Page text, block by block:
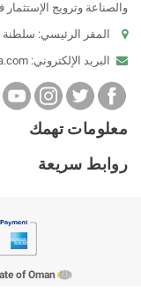
والصناعة وترويج
المقر الرئيسي:
البريد الإلكتروني:
معلومات تهمك
روابط سريعة
of Oman